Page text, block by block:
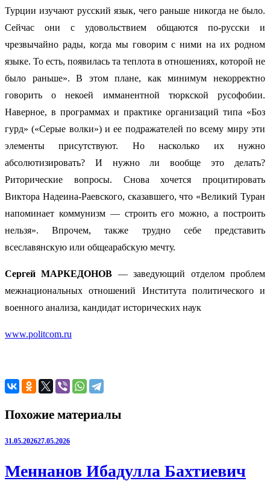
Турции изучают русский язык, чего раньше никогда не было.
Сейчас они с удовольствием общаются по-русски и
чрезвычайно рады, когда мы говорим с ними на их родном
языке. То есть, появилась та теплота в отношениях, которой не
было раньше». В этом плане, как минимум некорректно
говорить о некоей имманентной тюркской русофобии.
Наверное, в программах и практике организаций типа «Боз
гурд» («Серые волки») и ее подражателей по всему миру эти
элементы присутствуют. Но насколько их нужно
абсолютизировать? И нужно ли вообще это делать?
Риторические вопросы. Снова хочется процитировать
Виктора Надеина-Раевского, сказавшего, что «Великий Туран
напоминает коммунизм — строить его можно, а построить
нельзя». Впрочем, также трудно себе представить
всеславянскую или общеарабскую мечту.
Сергей МАРКЕДОНОВ — заведующий отделом проблем
межнациональных отношений Института политического и
военного анализа, кандидат исторических наук
www.politcom.ru
Похожие материалы
31.05.202627.05.2026
Меннанов Ибадулла Бахтиевич